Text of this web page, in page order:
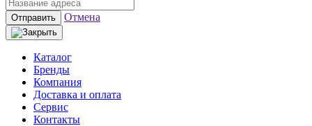
Отправить Отмена
Каталог
Бренды
Компания
Доставка и оплата
Сервис
Контакты